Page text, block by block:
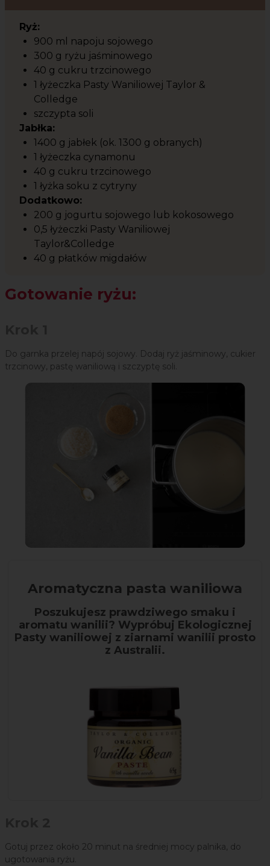
Ryż:
900 ml napoju sojowego
300 g ryżu jaśminowego
40 g cukru trzcinowego
1 łyżeczka Pasty Waniliowej Taylor &
Colledge
szczypta soli
Jabłka:
1400 g jabłek (ok. 1300 g obranych)
1 łyżeczka cynamonu
40 g cukru trzcinowego
1 łyżka soku z cytryny
Dodatkowo:
200 g jogurtu sojowego lub kokosowego
0,5 łyżeczki Pasty Waniliowej
Taylor&Colledge
40 g płatków migdałów
Gotowanie ryżu:
Do garnka przelej napój sojowy. Dodaj ryż jaśminowy, cukier
trzcinowy, pastę waniliową i szczyptę soli.
Aromatyczna pasta waniliowa
Poszukujesz prawdziwego smaku i
aromatu wanilii? Wypróbuj Ekologicznej
Pasty waniliowej z ziarnami wanilii prosto
z Australii.
Gotuj przez około 20 minut na średniej mocy palnika, do
ugotowania ryżu.